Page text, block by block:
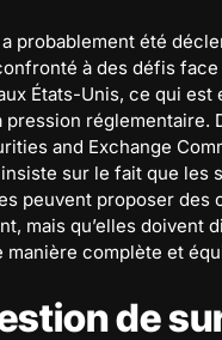
probablement été
à des défis
États-Unis, ce qui
pression réglementaire.
and Exchange
sur le fait que les
peuvent proposer des
mais qu’elles doivent
manière complète et
de